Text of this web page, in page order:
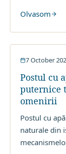
Olvasom
Post cu Apa
7 October
Postul cu
puternice
omenirii
Postul cu
naturale din